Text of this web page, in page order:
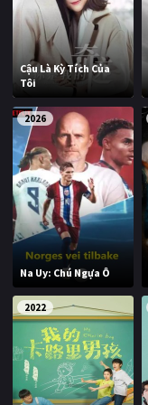
Cậu Là Kỳ Tích Của
Tôi
2026
Na Uy: Chú Ngựa Ô
2022